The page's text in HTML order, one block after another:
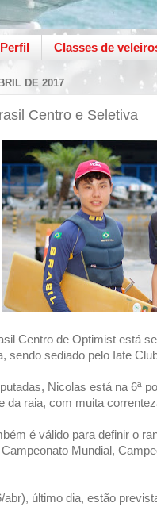
Perfil Classes de
DE 2017
Centro e Seletiva
Centro de Optimist está
sendo sediado pelo Iate
Nicolas está na 6ª
da raia, com muita
é válido para definir o
Mundial,
abr), último dia, estão